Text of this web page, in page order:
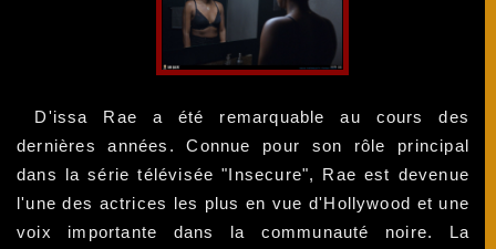
D'issa Rae a été remarquable au cours des
dernières années. Connue pour son rôle principal
dans la série télévisée "Insecure", Rae est devenue
l'une des actrices les plus en vue d'Hollywood et une
voix importante dans la communauté noire. La